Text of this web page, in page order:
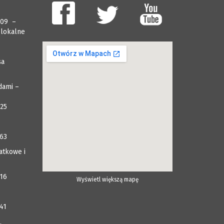
–
lokalne
–
i
Wyświetl większą mapę